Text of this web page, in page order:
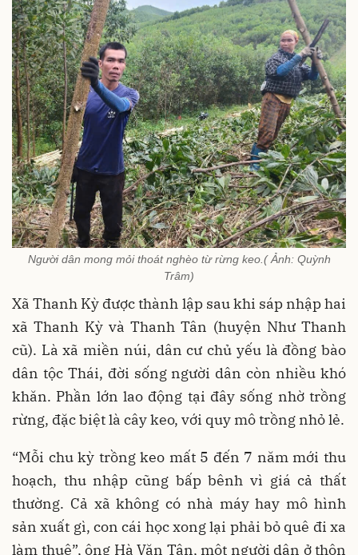
Người dân mong mỏi thoát nghèo từ rừng keo.( Ảnh: Quỳnh
Trâm)
Xã Thanh Kỳ được thành lập sau khi sáp nhập hai
xã Thanh Kỳ và Thanh Tân (huyện Như Thanh
cũ). Là xã miền núi, dân cư chủ yếu là đồng bào
dân tộc Thái, đời sống người dân còn nhiều khó
khăn. Phần lớn lao động tại đây sống nhờ trồng
rừng, đặc biệt là cây keo, với quy mô trồng nhỏ lẻ.
“Mỗi chu kỳ trồng keo mất 5 đến 7 năm mới thu
hoạch, thu nhập cũng bấp bênh vì giá cả thất
thường. Cả xã không có nhà máy hay mô hình
sản xuất gì, con cái học xong lại phải bỏ quê đi xa
làm thuê”, ông Hà Văn Tân, một người dân ở thôn